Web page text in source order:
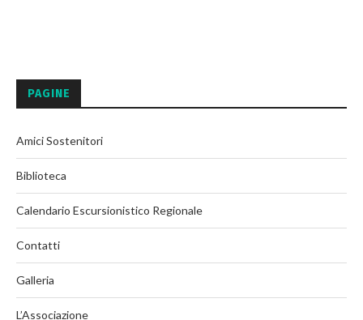
PAGINE
Amici Sostenitori
Biblioteca
Calendario Escursionistico Regionale
Contatti
Galleria
L’Associazione